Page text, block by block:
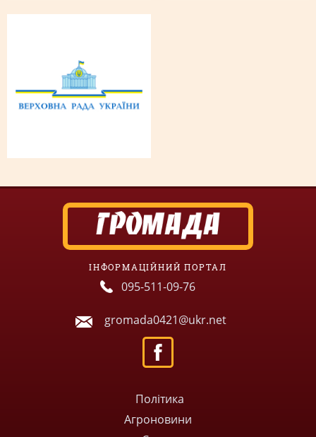
ІНФОРМАЦІЙНИЙ ПОРТАЛ
095-511-09-76
gromada0421@ukr.net
Політика
Агроновини